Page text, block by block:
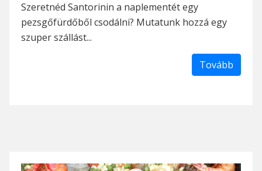
Szeretnéd Santorinin a naplementét egy
pezsgőfürdőből csodálni? Mutatunk hozzá egy
szuper szállást...
Tovább